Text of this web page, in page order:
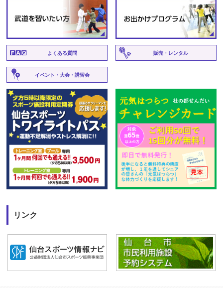
よくある質問 販売・レンタル
イベント・大会・講習会
リンク